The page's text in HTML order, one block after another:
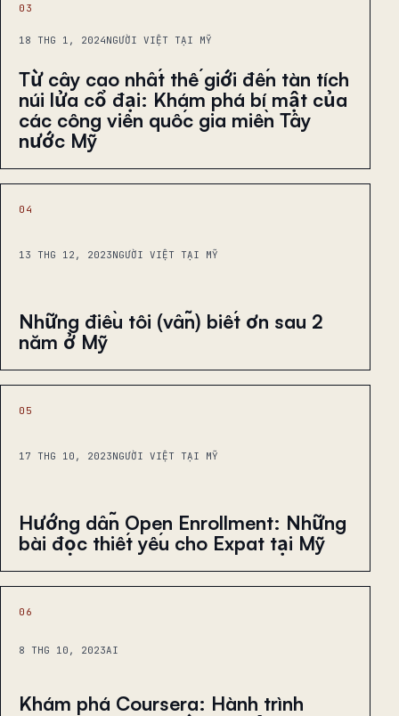
03
18 THG 1, 2024NGƯỜI VIỆT TẠI MỸ
Từ cây cao nhất thế giới đến tàn tích
núi lửa cổ đại: Khám phá bí mật của
các công viên quốc gia miền Tây
nước Mỹ
04
13 THG 12, 2023NGƯỜI VIỆT TẠI MỸ
Những điều tôi (vẫn) biết ơn sau 2
năm ở Mỹ
05
17 THG 10, 2023NGƯỜI VIỆT TẠI MỸ
Hướng dẫn Open Enrollment: Những
bài đọc thiết yếu cho Expat tại Mỹ
06
8 THG 10, 2023AI
Khám phá Coursera: Hành trình